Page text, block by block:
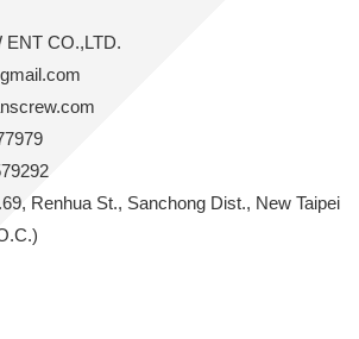
ENT CO.,LTD.
Renhua St., Sanchong Dist., New Taipei